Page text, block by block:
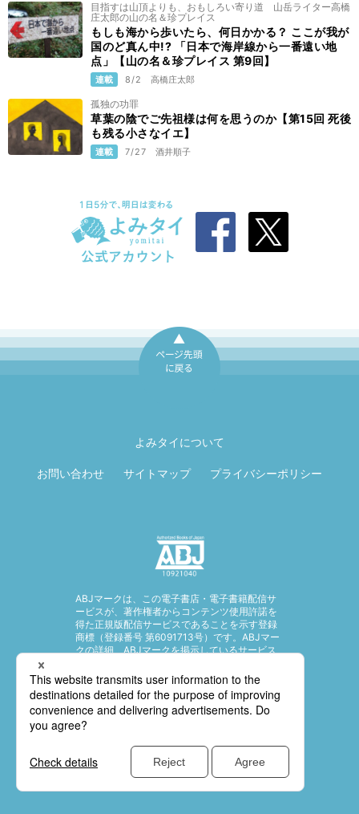
目指すは山頂よりも、おもしろい寄り道 山岳ライター高橋
庄太郎の山の名＆珍プレイス
もしも海から歩いたら、何日かかる？ ここが我が
国のど真ん中!? 「日本で海岸線から一番遠い地
点」【山の名＆珍プレイス 第9回】
連載 8/2 高橋庄太郎
孤独の功罪
草葉の陰でご先祖様は何を思うのか【第15回 死後
も残る小さなイエ】
連載 7/27 酒井順子
よみタイについて
お問い合わせ サイトマップ プライバシーポリシー
ABJマークは、この電子書店・電子書籍配信サ
ービスが、著作権者からコンテンツ使用許諾を
得た正規版配信サービスであることを示す登録
商標（登録番号 第6091713号）です。ABJマー
クの詳細、ABJマークを掲示しているサービス
© SHUEISHA Inc. All rights reserved.